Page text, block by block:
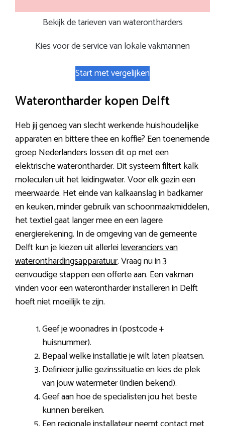
Bekijk de tarieven van waterontharders
Kies voor de service van lokale vakmannen
Start met vergelijken
Waterontharder kopen Delft
Heb jij genoeg van slecht werkende huishoudelijke
apparaten en bittere thee en koffie? Een toenemende
groep Nederlanders lossen dit op met een
elektrische waterontharder. Dit systeem filtert kalk
moleculen uit het leidingwater. Voor elk gezin een
meerwaarde. Het einde van kalkaanslag in badkamer
en keuken, minder gebruik van schoonmaakmiddelen,
het textiel gaat langer mee en een lagere
energierekening. In de omgeving van de gemeente
Delft kun je kiezen uit allerleileveranciers van
wateronthardingsapparatuur. Vraag nu in 3
eenvoudige stappen een offerte aan. Een vakman
vinden voor een waterontharder installeren in Delft
hoeft niet moeilijk te zijn.
Geef je woonadres in (postcode +
huisnummer).
Bepaal welke installatie je wilt laten plaatsen.
Definieer jullie gezinssituatie en kies de plek
van jouw watermeter (indien bekend).
Geef aan hoe de specialisten jou het beste
kunnen bereiken.